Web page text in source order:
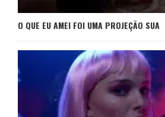
O QUE EU AMEI FOI UMA PROJEÇÃO SUA